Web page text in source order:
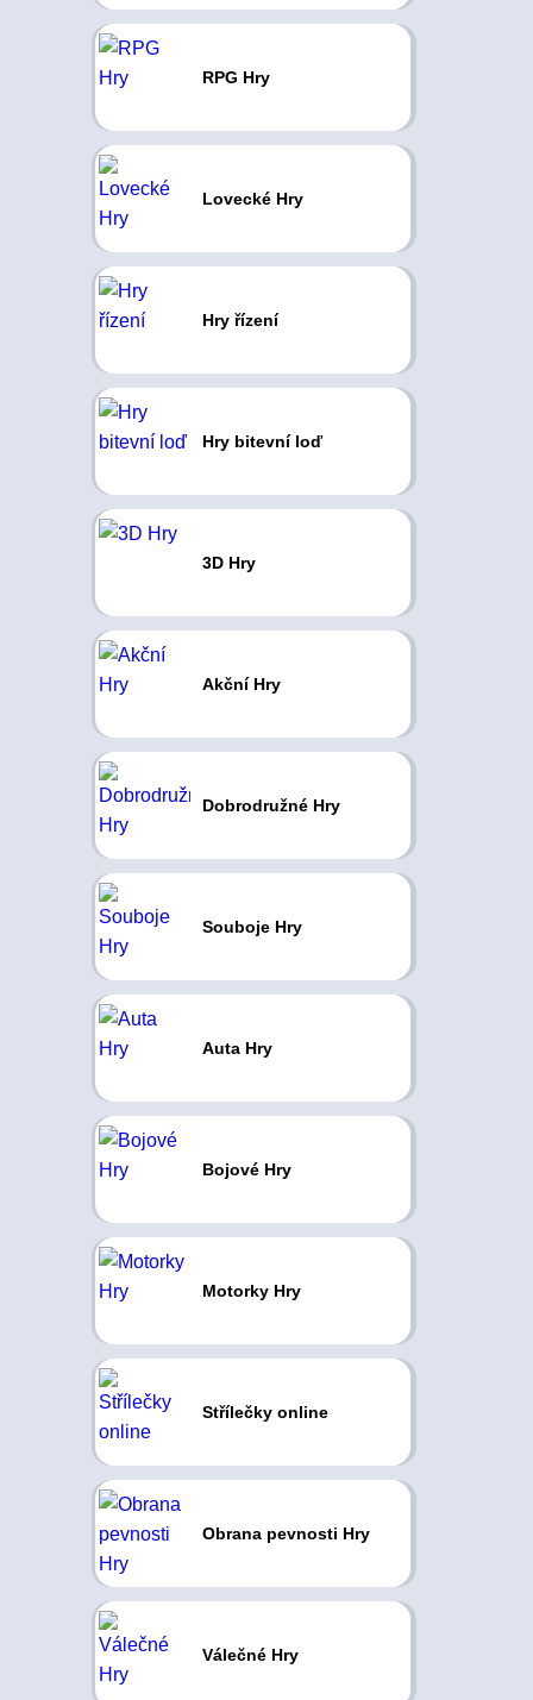
RPG Hry
Lovecké Hry
Hry řízení
Hry bitevní loď
3D Hry
Akční Hry
Dobrodružné Hry
Souboje Hry
Auta Hry
Bojové Hry
Motorky Hry
Střílečky online
Obrana pevnosti Hry
Válečné Hry